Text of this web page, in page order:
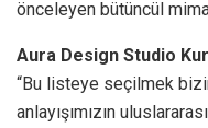
önceleyen bütüncül
Aura Design Studio
“Bu listeye seçilmek
anlayışımızın